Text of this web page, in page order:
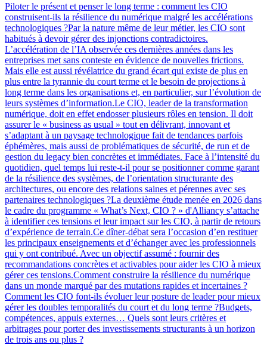
Piloter le présent et penser le long terme : comment les CIO
construisent-ils la résilience du numérique malgré les accélérations
technologiques ?Par la nature même de leur métier, les CIO sont
habitués à devoir gérer des injonctions contradictoires.
L’accélération de l’IA observée ces dernières années dans les
entreprises met sans conteste en évidence de nouvelles frictions.
Mais elle est aussi révélatrice du grand écart qui existe de plus en
plus entre la tyrannie du court terme et le besoin de projections à
long terme dans les organisations et, en particulier, sur l’évolution de
leurs systèmes d’information.Le CIO, leader de la transformation
numérique, doit en effet endosser plusieurs rôles en tension. Il doit
assurer le « business as usual » tout en délivrant, innovant et
s’adaptant à un paysage technologique fait de tendances parfois
éphémères, mais aussi de problématiques de sécurité, de run et de
gestion du legacy bien concrètes et immédiates. Face à l’intensité du
quotidien, quel temps lui reste-t-il pour se positionner comme garant
de la résilience des systèmes, de l’orientation structurante des
architectures, ou encore des relations saines et pérennes avec ses
partenaires technologiques ?La deuxième étude menée en 2026 dans
le cadre du programme « What’s Next, CIO ? » d'Alliancy s’attache
à identifier ces tensions et leur impact sur les CIO, à partir de retours
d’expérience de terrain.Ce dîner-débat sera l’occasion d’en restituer
les principaux enseignements et d’échanger avec les professionnels
qui y ont contribué. Avec un objectif assumé : fournir des
recommandations concrètes et activables pour aider les CIO à mieux
gérer ces tensions.Comment construire la résilience du numérique
dans un monde marqué par des mutations rapides et incertaines ?
Comment les CIO font-ils évoluer leur posture de leader pour mieux
gérer les doubles temporalités du court et du long terme ?Budgets,
compétences, appuis externes… Quels sont leurs critères et
arbitrages pour porter des investissements structurants à un horizon
de trois ans ou plus ?